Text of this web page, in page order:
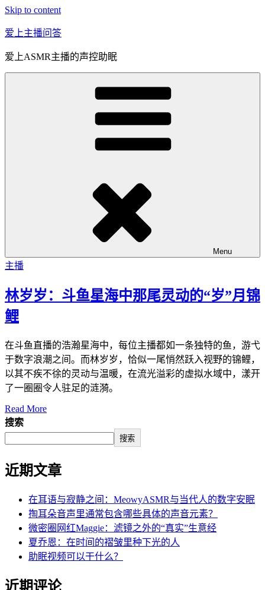
Skip to content
爱上主播问答
爱上ASMR主播的声控助眠
Menu
主播
林岁岁：斗鱼星海中那尾灵动的“岁”月锦
鲤
在斗鱼直播的浩瀚星海中，每位主播都如一条独特的鱼，游弋
于数字浪潮之间。而林岁岁，恰似一尾悄然跃入视野的锦鲤，
以其不疾不徐的灵动与温暖，在流光溢彩的虚拟水域中，漾开
了一圈圈令人驻足的涟漪。
Read More
搜索
搜索
近期文章
在耳语与寂静之间：MeowyASMR与当代人的数字安眠
掏耳朵音声里通常包含哪些具体的声音元素？
微密圈网红Maggie：滤镜之外的“真实”生意经
夏乔恩：在时间的褶皱里种下光的人
助眠视频可以干什么？
近期评论